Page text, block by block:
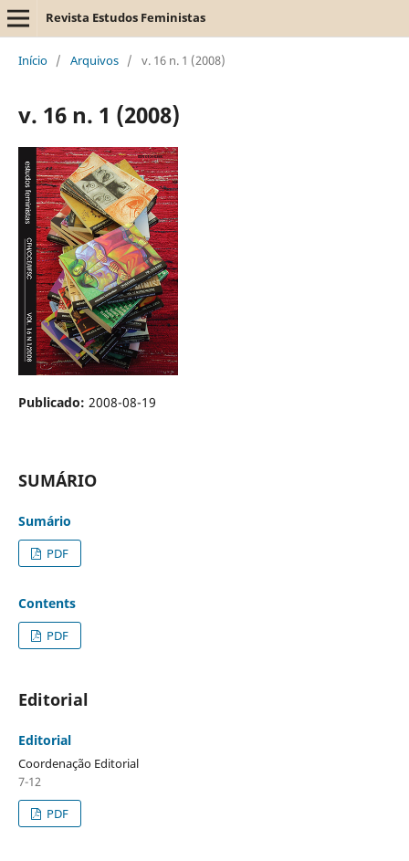
Revista Estudos Feministas
Início / Arquivos / v. 16 n. 1 (2008)
v. 16 n. 1 (2008)
Publicado: 2008-08-19
SUMÁRIO
Sumário
PDF
Contents
PDF
Editorial
Editorial
Coordenação Editorial
7-12
PDF